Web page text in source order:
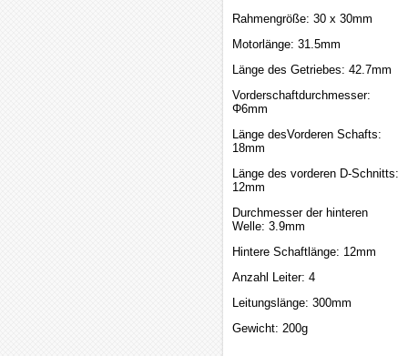
Rahmengröße: 30 x 30mm
Motorlänge: 31.5mm
Länge des Getriebes: 42.7mm
Vorderschaftdurchmesser:
Φ6mm
Länge desVorderen Schafts:
18mm
Länge des vorderen D-Schnitts:
12mm
Durchmesser der hinteren
Welle: 3.9mm
Hintere Schaftlänge: 12mm
Anzahl Leiter: 4
Leitungslänge: 300mm
Gewicht: 200g